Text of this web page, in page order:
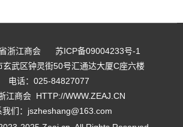
浙江商会
苏ICP备09004233号-1
玄武区钟灵街50号汇通达大厦C座六楼
电话： 025-84827077
江商会 HTTP://WWW.ZEAJ.CN
们： jszheshang@163.com